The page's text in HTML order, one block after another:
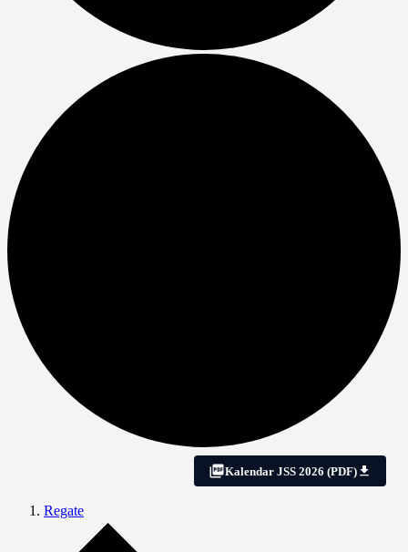
Kalendar JSS 2026 (PDF)
Regate